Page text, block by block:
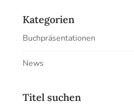
Kategorien
Buchpräsentationen
News
Titel suchen